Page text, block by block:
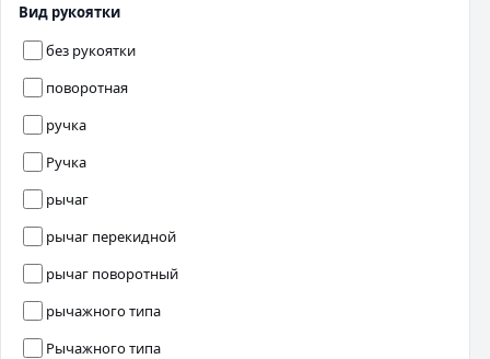
Вид рукоятки
без рукоятки
поворотная
ручка
Ручка
рычаг
рычаг перекидной
рычаг поворотный
рычажного типа
Рычажного типа